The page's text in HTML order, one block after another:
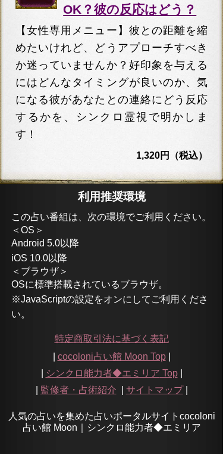
OK？彼の反応はどう？
【女性専用メニュー】彼との距離を縮
めたいけれど、どうアプローチすべき
か迷っていませんか？好印象を与える
にはどんなタイミングが良いのか、気
になる彼があなたとの連絡にどう反応
するかを、シンクロ霊視で明かしま
す！
1,320円（税込）
利用推奨環境
この占い番組は、次の環境でご利用ください。
＜OS＞
Android 5.0以降
iOS 10.0以降
＜ブラウザ＞
OSに標準搭載されているブラウザ。
※JavaScriptの設定をオンにしてご利用くださ
い。
特定商取引法に基づく表記
cocoloni占い館 Moon Top|
シンクロ能力者◆エミリア Top|
監修者・占術紹介 サイトマップ|
人気の占いを集めた占いポータルサイトcocoloni
占い館 Moon｜
シンクロ能力者◆エミリア